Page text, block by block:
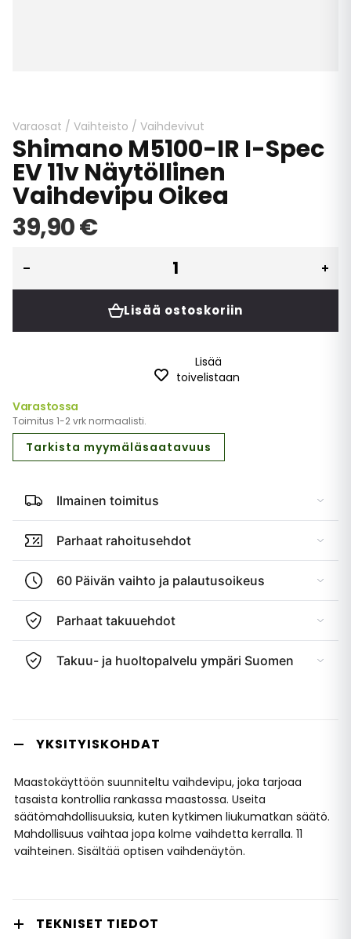
beginning
of
the
images
gallery
Varaosat / Vaihteisto / Vaihdevivut
Shimano M5100-IR I-Spec
EV 11v Näytöllinen
Vaihdevipu Oikea
39,90 €
Lisää ostoskoriin
Lisää
toivelistaan
Varastossa
Toimitus 1-2 vrk normaalisti.
Tarkista myymäläsaatavuus
Ilmainen toimitus
Parhaat rahoitusehdot
60 Päivän vaihto ja palautusoikeus
Parhaat takuuehdot
Takuu- ja huoltopalvelu ympäri Suomen
YKSITYISKOHDAT
Maastokäyttöön suunniteltu vaihdevipu, joka tarjoaa
tasaista kontrollia rankassa maastossa. Useita
säätömahdollisuuksia, kuten kytkimen liukumatkan säätö.
Mahdollisuus vaihtaa jopa kolme vaihdetta kerralla. 11
vaihteinen. Sisältää optisen vaihdenäytön.
TEKNISET TIEDOT